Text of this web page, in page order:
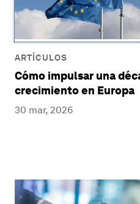
ARTÍCULOS
Cómo impulsar una
crecimiento en Europa
30 mar, 2026